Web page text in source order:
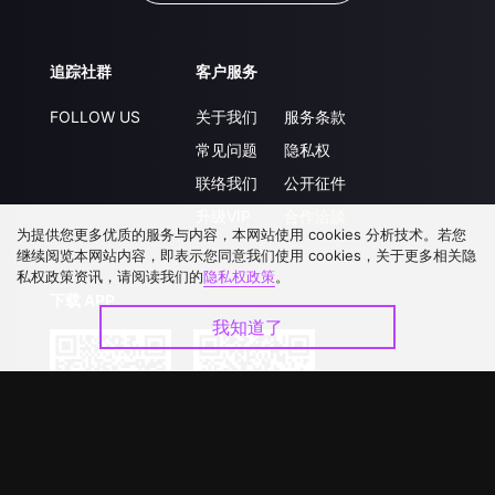
追踪社群
FOLLOW US
客户服务
关于我们
常见问题
联络我们
服务条款
隐私权
公开征件
为提供您更多优质的服务与内容，本网站使用 cookies 分析技术。若您
继续阅览本网站内容，即表示您同意我们使用 cookies，关于更多相关隐
私权政策资讯，请阅读我们的隐私权政策。
我知道了